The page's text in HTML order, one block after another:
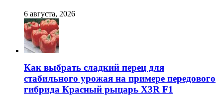
6 августа, 2026
Как выбрать сладкий перец для
стабильного урожая на примере передового
гибрида Красный рыцарь X3R F1